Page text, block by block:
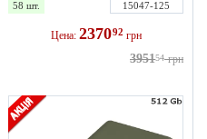
58 шт. 15047-125
Цена: 237092 грн
395154 грн